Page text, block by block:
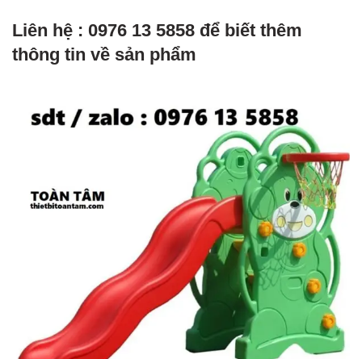
Liên hệ : 0976 13 5858 để biết thêm
thông tin về sản phẩm